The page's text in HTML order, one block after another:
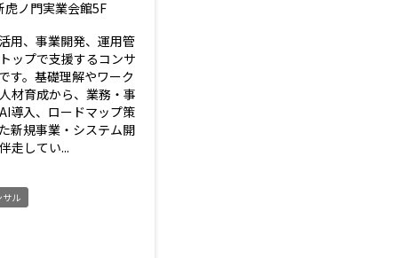
虎ノ門実業会館5F
用、事業開発、運用管
ップで支援するコンサ
す。基礎理解やワーク
材育成から、業務・事
導入、ロードマップ策
新規事業・システム開
走してい...
サル